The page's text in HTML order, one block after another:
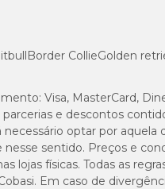
(mín.)
Border CollieGolden
Visa, MasterCard,
parcerias e descontos
necessário optar por
nesse sentido. Preços e
lojas físicas. Todas as
Em caso de